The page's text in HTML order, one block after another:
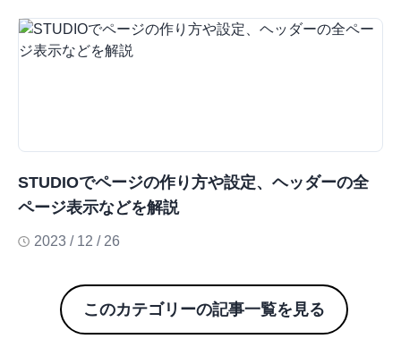
STUDIOでページの作り方や設定、ヘッダーの全
ページ表示などを解説
2023 / 12 / 26
このカテゴリーの記事一覧を見る